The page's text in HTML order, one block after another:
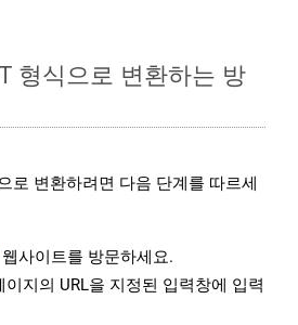
형식으로 변환하는 방
로 변환하려면 다음 단계를 따르세
웹사이트를 방문하세요.
지의 URL을 지정된 입력창에 입력